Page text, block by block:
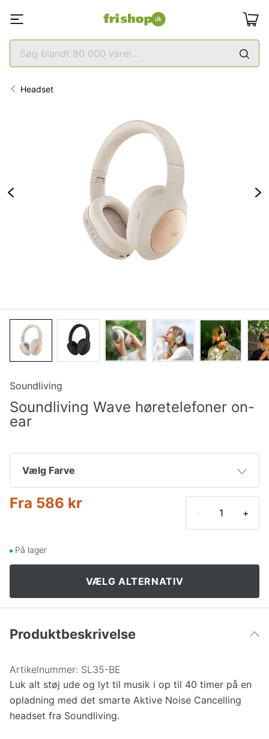
Headset
Soundliving
Soundliving Wave høretelefoner on-
ear
Vælg Farve
Beige
Blå 631 kr1.193 kr
Guld
Fra 586 kr
+
På lager
VÆLG ALTERNATIV
Produktbeskrivelse
Artikelnummer: SL35-BE
Luk alt støj ude og lyt til musik i op til 40 timer på en
opladning med det smarte Aktive Noise Cancelling
headset fra Soundliving.